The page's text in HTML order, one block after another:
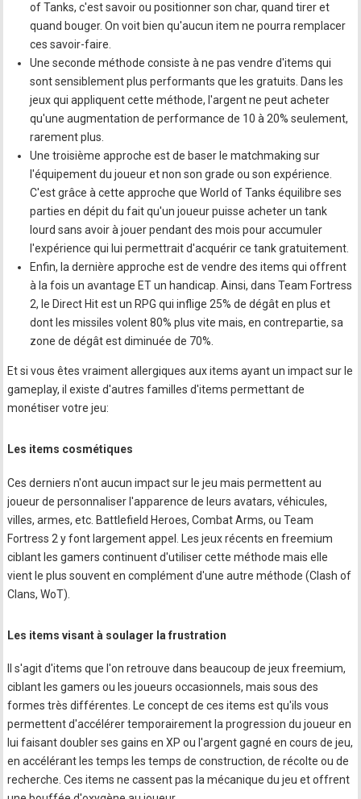
of Tanks, c'est savoir ou positionner son char, quand tirer et
quand bouger. On voit bien qu'aucun item ne pourra remplacer
ces savoir-faire.
Une seconde méthode consiste à ne pas vendre d'items qui
sont sensiblement plus performants que les gratuits. Dans les
jeux qui appliquent cette méthode, l'argent ne peut acheter
qu'une augmentation de performance de 10 à 20% seulement,
rarement plus.
Une troisième approche est de baser le matchmaking sur
l'équipement du joueur et non son grade ou son expérience.
C'est grâce à cette approche que World of Tanks équilibre ses
parties en dépit du fait qu'un joueur puisse acheter un tank
lourd sans avoir à jouer pendant des mois pour accumuler
l'expérience qui lui permettrait d'acquérir ce tank gratuitement.
Enfin, la dernière approche est de vendre des items qui offrent
à la fois un avantage ET un handicap. Ainsi, dans Team Fortress
2, le Direct Hit est un RPG qui inflige 25% de dégât en plus et
dont les missiles volent 80% plus vite mais, en contrepartie, sa
zone de dégât est diminuée de 70%.
Et si vous êtes vraiment allergiques aux items ayant un impact sur le
gameplay, il existe d'autres familles d'items permettant de
monétiser votre jeu:
Les items cosmétiques
Ces derniers n'ont aucun impact sur le jeu mais permettent au
joueur de personnaliser l'apparence de leurs avatars, véhicules,
villes, armes, etc. Battlefield Heroes, Combat Arms, ou Team
Fortress 2 y font largement appel. Les jeux récents en freemium
ciblant les gamers continuent d'utiliser cette méthode mais elle
vient le plus souvent en complément d'une autre méthode (Clash of
Clans, WoT).
Les items visant à soulager la frustration
Il s'agit d'items que l'on retrouve dans beaucoup de jeux freemium,
ciblant les gamers ou les joueurs occasionnels, mais sous des
formes très différentes. Le concept de ces items est qu'ils vous
permettent d'accélérer temporairement la progression du joueur en
lui faisant doubler ses gains en XP ou l'argent gagné en cours de jeu,
en accélérant les temps les temps de construction, de récolte ou de
recherche. Ces items ne cassent pas la mécanique du jeu et offrent